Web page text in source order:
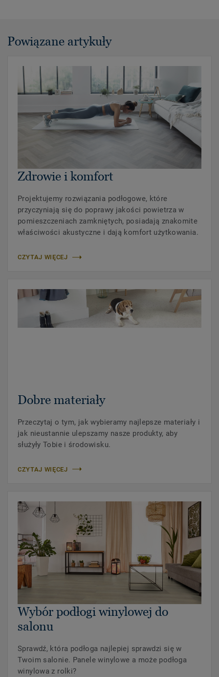
Powiązane artykuły
Zdrowie i komfort
Projektujemy rozwiązania podłogowe, które
przyczyniają się do poprawy jakości powietrza w
pomieszczeniach zamkniętych, posiadają znakomite
właściwości akustyczne i dają komfort użytkowania.
CZYTAJ WIĘCEJ
Dobre materiały
Przeczytaj o tym, jak wybieramy najlepsze materiały i
jak nieustannie ulepszamy nasze produkty, aby
służyły Tobie i środowisku.
CZYTAJ WIĘCEJ
Wybór podłogi winylowej do
salonu
Sprawdź, która podłoga najlepiej sprawdzi się w
Twoim salonie. Panele winylowe a może podłoga
winylowa z rolki?